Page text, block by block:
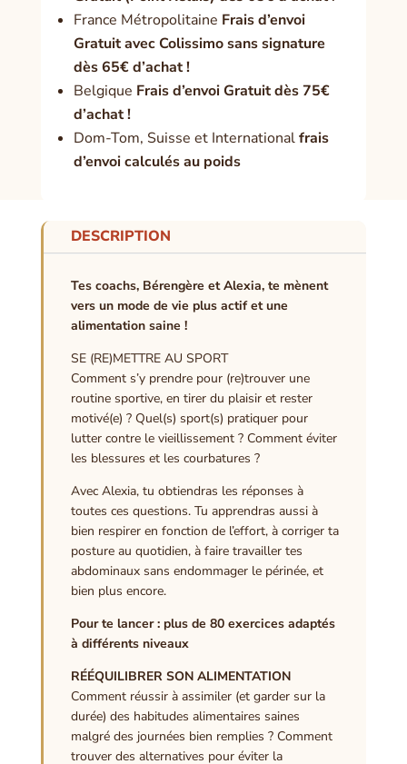
France Métropolitaine Frais d’envoi
Gratuit avec Colissimo sans signature
dès 65€ d’achat !
Belgique Frais d’envoi Gratuit dès 75€
d’achat !
Dom-Tom, Suisse et Internationalfrais
d’envoi calculés au poids
DESCRIPTION
Tes coachs, Bérengère et Alexia, te mènent
vers un mode de vie plus actif et une
alimentation saine !
SE (RE)METTRE AU SPORT
Comment s’y prendre pour (re)trouver une
routine sportive, en tirer du plaisir et rester
motivé(e) ? Quel(s) sport(s) pratiquer pour
lutter contre le vieillissement ? Comment éviter
les blessures et les courbatures ?
Avec Alexia, tu obtiendras les réponses à
toutes ces questions. Tu apprendras aussi à
bien respirer en fonction de l’effort, à corriger ta
posture au quotidien, à faire travailler tes
abdominaux sans endommager le périnée, et
bien plus encore.
Pour te lancer : plus de 80 exercices adaptés
à différents niveaux
RÉÉQUILIBRER SON ALIMENTATION
Comment réussir à assimiler (et garder sur la
durée) des habitudes alimentaires saines
malgré des journées bien remplies ? Comment
trouver des alternatives pour éviter la